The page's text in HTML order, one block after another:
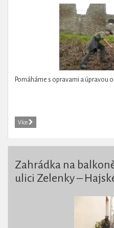
Pomáháme s opravami a úpravou
Více
Zahrádka na
ulici Zelenky –